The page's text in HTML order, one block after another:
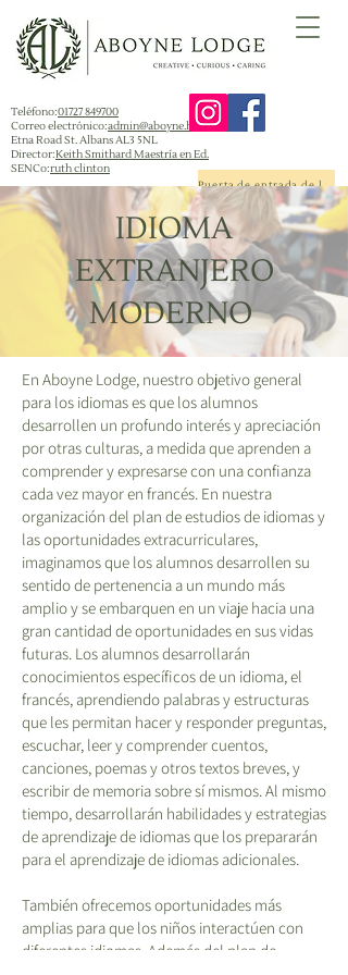
Teléfono:01727 849700
Correo electrónico:admin@aboyne.herts.sch.uk
Etna Road St. Albans AL3 5NL
Director:Keith Smithard Maestría en Ed.
SENCo:ruth clinton
Puerta de entrada de la escuela
IDIOMA
EXTRANJERO
MODERNO
En Aboyne Lodge, nuestro objetivo general
para los idiomas es que los alumnos
desarrollen un profundo interés y apreciación
por otras culturas, a medida que aprenden a
comprender y expresarse con una confianza
cada vez mayor en francés. En nuestra
organización del plan de estudios de idiomas y
las oportunidades extracurriculares,
imaginamos que los alumnos desarrollen su
sentido de pertenencia a un mundo más
amplio y se embarquen en un viaje hacia una
gran cantidad de oportunidades en sus vidas
futuras. Los alumnos desarrollarán
conocimientos específicos de un idioma, el
francés, aprendiendo palabras y estructuras
que les permitan hacer y responder preguntas,
escuchar, leer y comprender cuentos,
canciones, poemas y otros textos breves, y
escribir de memoria sobre sí mismos. Al mismo
tiempo, desarrollarán habilidades y estrategias
de aprendizaje de idiomas que los prepararán
para el aprendizaje de idiomas adicionales.
También ofrecemos oportunidades más
amplias para que los niños interactúen con
diferentes idiomas. Además del plan de